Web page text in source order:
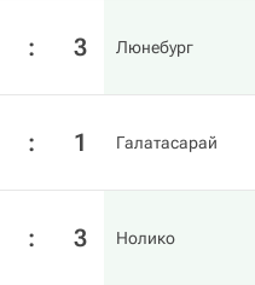
: 3 Люнебург
: 1 Галатасарай
: 3 Нолико